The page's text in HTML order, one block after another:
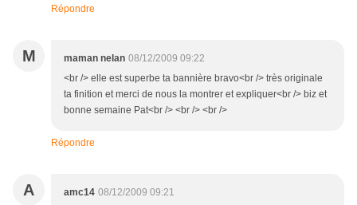
Répondre
M maman nelan 08/12/2009 09:22
<br /> elle est superbe ta bannière bravo<br /> très originale
ta finition et merci de nous la montrer et expliquer<br /> biz et
bonne semaine Pat<br /> <br /> <br />
Répondre
A amc14 08/12/2009 09:21